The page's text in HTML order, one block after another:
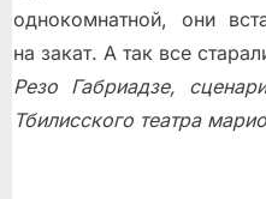
однокомнатной, они
на закат. А так все
Резо Габриадзе,
Тбилисского театра